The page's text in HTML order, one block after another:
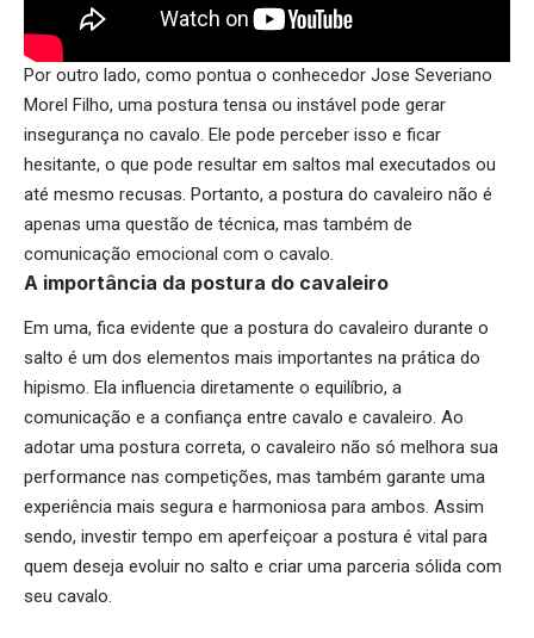
Por outro lado, como pontua o conhecedor Jose Severiano
Morel Filho, uma postura tensa ou instável pode gerar
insegurança no cavalo. Ele pode perceber isso e ficar
hesitante, o que pode resultar em saltos mal executados ou
até mesmo recusas. Portanto, a postura do cavaleiro não é
apenas uma questão de técnica, mas também de
comunicação emocional com o cavalo.
A importância da postura do cavaleiro
Em uma, fica evidente que a postura do cavaleiro durante o
salto é um dos elementos mais importantes na prática do
hipismo. Ela influencia diretamente o equilíbrio, a
comunicação e a confiança entre cavalo e cavaleiro. Ao
adotar uma postura correta, o cavaleiro não só melhora sua
performance nas competições, mas também garante uma
experiência mais segura e harmoniosa para ambos. Assim
sendo, investir tempo em aperfeiçoar a postura é vital para
quem deseja evoluir no salto e criar uma parceria sólida com
seu cavalo.